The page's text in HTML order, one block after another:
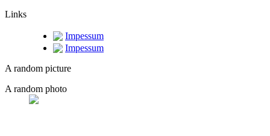
Links
Impessum
Impessum
A random picture
A random photo